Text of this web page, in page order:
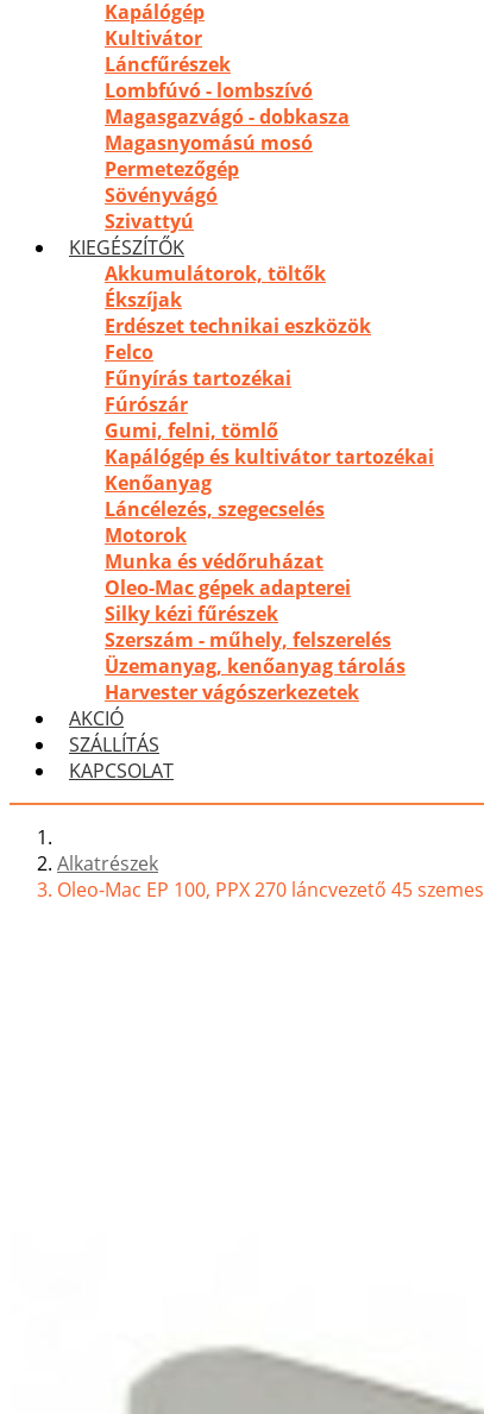
Kapálógép
Kultivátor
Láncfűrészek
Lombfúvó - lombszívó
Magasgazvágó - dobkasza
Magasnyomású mosó
Permetezőgép
Sövényvágó
Szivattyú
KIEGÉSZÍTŐK
Akkumulátorok, töltők
Ékszíjak
Erdészet technikai eszközök
Felco
Fűnyírás tartozékai
Fúrószár
Gumi, felni, tömlő
Kapálógép és kultivátor tartozékai
Kenőanyag
Láncélezés, szegecselés
Motorok
Munka és védőruházat
Oleo-Mac gépek adapterei
Silky kézi fűrészek
Szerszám - műhely, felszerelés
Üzemanyag, kenőanyag tárolás
Harvester vágószerkezetek
AKCIÓ
SZÁLLÍTÁS
KAPCSOLAT
Alkatrészek
Oleo-Mac EP 100, PPX 270 láncvezető 45 szemes